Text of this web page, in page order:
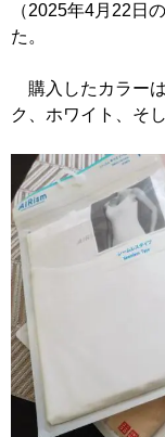
（2025年4月22日
た。
購入したカラー
ク、ホワイト、そ